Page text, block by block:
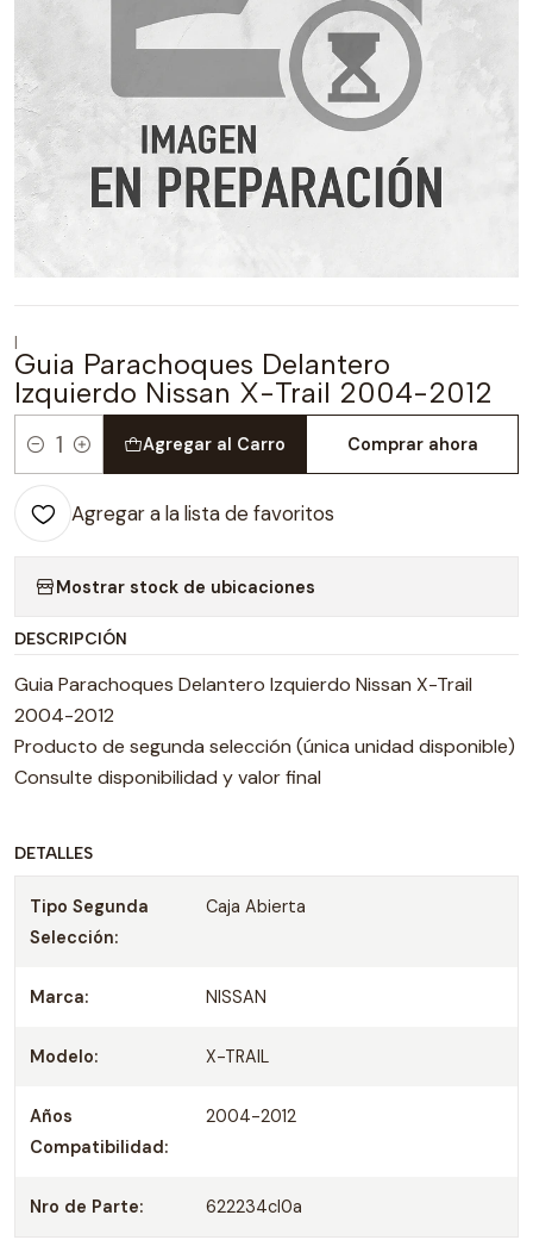
|
Guia Parachoques Delantero
Izquierdo Nissan X-Trail 2004-2012
Cantidad
Agregar al Carro Comprar ahora
Agregar a la lista de favoritos
Mostrar stock de ubicaciones
DESCRIPCIÓN
Guia Parachoques Delantero Izquierdo Nissan X-Trail
2004-2012
Producto de segunda selección (única unidad disponible)
Consulte disponibilidad y valor final
DETALLES
Tipo Segunda
Selección:
Caja Abierta
Marca: NISSAN
Modelo: X-TRAIL
Años
Compatibilidad:
2004-2012
Nro de Parte: 622234cl0a